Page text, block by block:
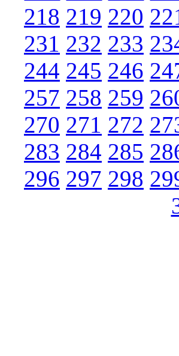
218 219 220
231 232 233
244 245 246
257 258 259
270 271 272
283 284 285
296 297 298